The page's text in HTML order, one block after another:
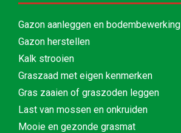
Gazon aanleggen en bodembewerking
Gazon herstellen
Kalk strooien
Graszaad met eigen kenmerken
Gras zaaien of graszoden leggen
Last van mossen en onkruiden
Mooie en gezonde grasmat